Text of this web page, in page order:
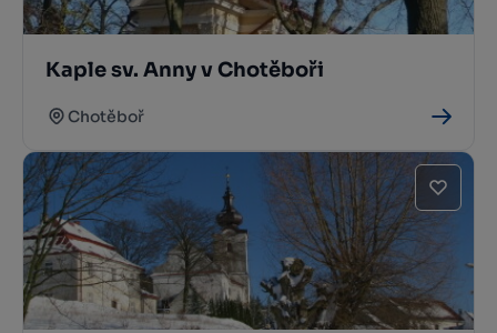
Kaple sv. Anny v Chotěboři
Chotěboř